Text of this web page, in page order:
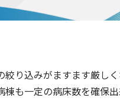
り込みがますます厳しく
も一定の病床数を確保